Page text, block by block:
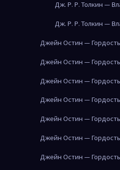
Дж. Р. Р. Толкин —
Дж. Р. Р. Толкин —
Джейн Остин —
Джейн Остин —
Джейн Остин —
Джейн Остин —
Джейн Остин —
Джейн Остин —
Джейн Остин —